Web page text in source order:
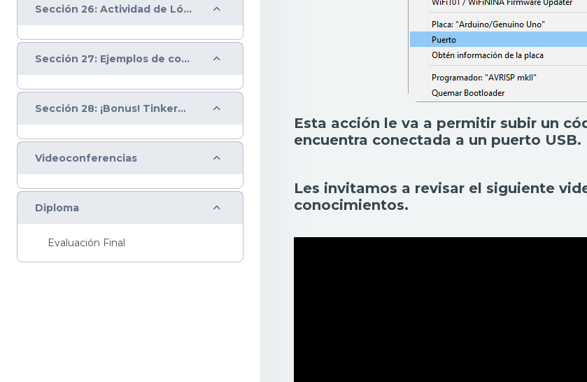
Sección 26: Actividad de Lógica computacional Colapsar
Sección 27: Ejemplos de componentes para controlar sistemas eléctricos Colapsar
Sección 28: ¡Bonus! Tinkercad para diseño 3D Colapsar
Videoconferencias Colapsar
Diploma Colapsar
Evaluación Final
Esta acción le va a permitir subir un
encuentra conectada a un puerto USB.
Les invitamos a revisar el siguiente
conocimientos.